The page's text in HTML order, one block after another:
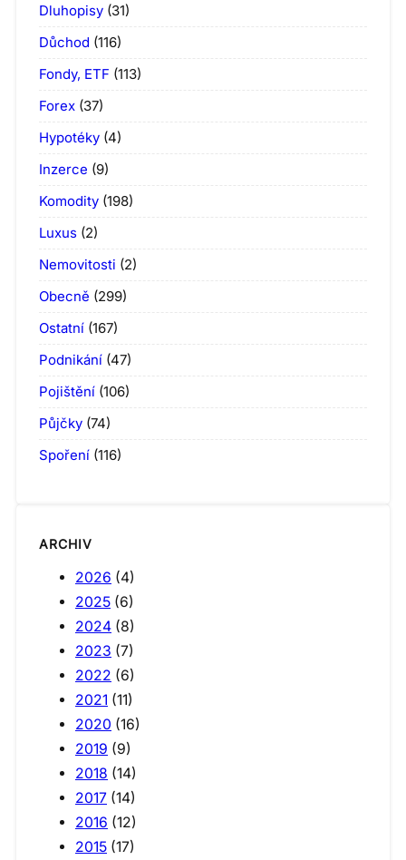
Dluhopisy (31)
Důchod (116)
Fondy, ETF (113)
Forex (37)
Hypotéky (4)
Inzerce (9)
Komodity (198)
Luxus (2)
Nemovitosti (2)
Obecně (299)
Ostatní (167)
Podnikání (47)
Pojištění (106)
Půjčky (74)
Spoření (116)
ARCHIV
2026 (4)
2025 (6)
2024 (8)
2023 (7)
2022 (6)
2021 (11)
2020 (16)
2019 (9)
2018 (14)
2017 (14)
2016 (12)
2015 (17)